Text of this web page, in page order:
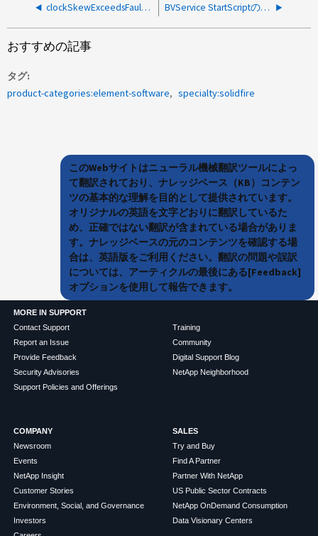
clockSkewExceedsFaultThreshold はパケット破棄が原因です BVService StartScriptの実行中に生成されるcore.BVscript -65.XXXX
おすすめの記事
タグ
product-categories:element-software
specialty:solidfire
このWebサイトはニューラル機械翻訳ツールによっ
て翻訳されており、ナレッジベース（KB）コンテン
ツの基本的な理解を目的として提供されています。
オリジナルの英語を文字どおりに翻訳しているた
め、正確ではない翻訳が含まれている場合がありま
す。ナレッジベースの元のコンテンツを確認する場
合は、英語版をご利用ください。翻訳の問題や誤訳
については、アーティクルの最後にある[Feedback]
オプションを使用して報告できます。
MORE IN SUPPORT
Contact Support
Report an Issue
Provide Feedback
Security Advisories
Support Policies and Offerings
Training
Community
Digital Support Blog
NetApp Neighborhood
COMPANY
Newsroom
Events
NetApp Insight
Customer Stories
Environment, Social, and Governance
Investors
SALES
Try and Buy
Find A Partner
Partner With NetApp
US Public Sector Contracts
NetApp OnDemand Consumption
Data Visionary Centers